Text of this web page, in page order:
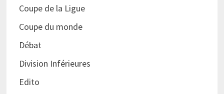
Coupe de la Ligue
Coupe du monde
Débat
Division Inférieures
Edito